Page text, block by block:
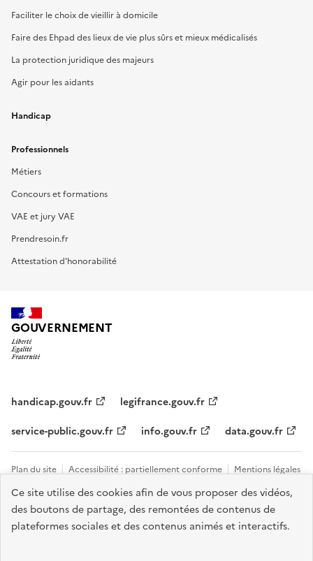
Ce site utilise des cookies afin de vous proposer des vidéos,
des boutons de partage, des remontées de contenus de
plateformes sociales et des contenus animés et interactifs.
Faciliter le choix de vieillir à domicile
Faire des Ehpad des lieux de vie plus sûrs et mieux médicalisés
La protection juridique des majeurs
Agir pour les aidants
Handicap
Professionnels
Métiers
Concours et formations
VAE et jury VAE
Prendresoin.fr
Attestation d'honorabilité
GOUVERNEMENT
handicap.gouv.fr
legifrance.gouv.fr
service-public.gouv.fr
info.gouv.fr data.gouv.fr
Plan du site Accessibilité : partiellement conforme
Mentions légales
Données personnelles et cookies
Tous les contacts et sites utiles
Gestion des cookies